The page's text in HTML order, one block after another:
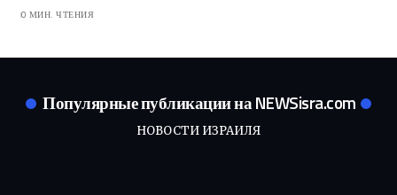
0 МИН. ЧТЕНИЯ
Популярные публикации на NEWSisra.com
НОВОСТИ ИЗРАИЛЯ